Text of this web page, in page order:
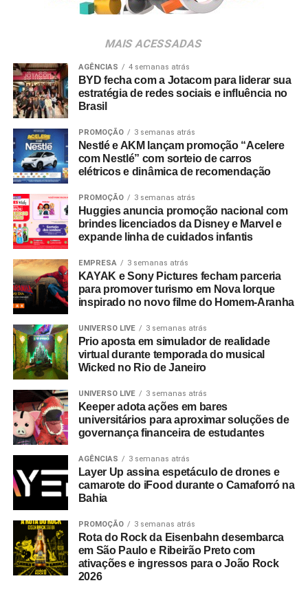
Foto: Divulgação/Microsoft
Lembrando, que o modelo
inicialmente nofinal de março, mas somente
nosEstados Unidos. Juntamente com ele, foi lançada a
versãoDaystrike Camo Special Edition , as duas foram
anunciadas que chegariam ao Brasil em
. Contudo,
a única versão lançada foi a Eletric Volt, até o momento a
Microsoft não deumais detalhessobre o lançamento do
controle Daystrike Camo Special Edition no país.
Matéria publicada no portal de notícias AdNews. Se
quiser mais informações sobre o mundo da publicidade e
do marketing acesse: https://adnews.com.br/
TÓPICOS RELACIONADOS: DESTAQUE
MetLife estreia campanha de marca no Brasil
com Bruno Gagliasso e Giovanna Ewbank
NÃO PERCA
material reciclável em São Paulo
da música e da hospitalidade carioca.
de R$ 3.950,00. As demais atualizações e atrações do
evento serão divulgadas nos canais oficiais do camarote
nos próximos meses.
MAIS ACESSADAS
AGÊNCIAS 4 semanas atrás
BYD fecha com a Jotacom para liderar sua
estratégia de redes sociais e influência no
Brasil
PROMOÇÃO 3 semanas atrás
Nestlé e AKM lançam promoção “Acelere
com Nestlé” com sorteio de carros
elétricos e dinâmica de recomendação
PROMOÇÃO 3 semanas atrás
Huggies anuncia promoção nacional com
brindes licenciados da Disney e Marvel e
expande linha de cuidados infantis
EMPRESA 3 semanas atrás
KAYAK e Sony Pictures fecham parceria
para promover turismo em Nova Iorque
inspirado no novo filme do Homem-Aranha
UNIVERSO LIVE 3 semanas atrás
Prio aposta em simulador de realidade
virtual durante temporada do musical
Wicked no Rio de Janeiro
UNIVERSO LIVE 3 semanas atrás
Keeper adota ações em bares
universitários para aproximar soluções de
governança financeira de estudantes
AGÊNCIAS 3 semanas atrás
Layer Up assina espetáculo de drones e
camarote do iFood durante o Camaforró na
Bahia
PROMOÇÃO 3 semanas atrás
Rota do Rock da Eisenbahn desembarca
em São Paulo e Ribeirão Preto com
ativações e ingressos para o João Rock
2026